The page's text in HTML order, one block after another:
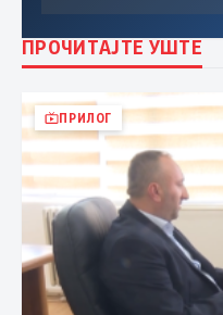
ПРОЧИТАЈТЕ УШТЕ
ПРИЛОГ